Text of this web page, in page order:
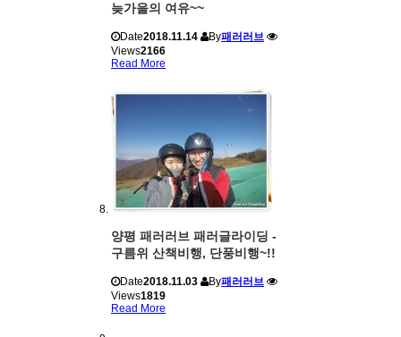
늦가을의 여유~~
Date2018.11.14 By패러러브
Views2166
Read More
양평 패러러브 패러글라이딩 -
구름위 산책비행, 단풍비행~!!
Date2018.11.03 By패러러브
Views1819
Read More